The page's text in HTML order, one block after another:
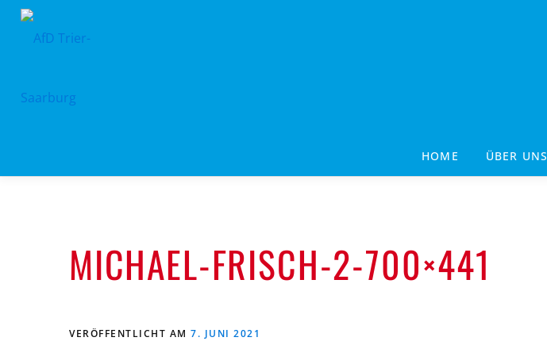
Zum
HOME ÜBER UNS
MICHAEL-FRISCH-2-700×441
VERÖFFENTLICHT AM 7. JUNI 2021